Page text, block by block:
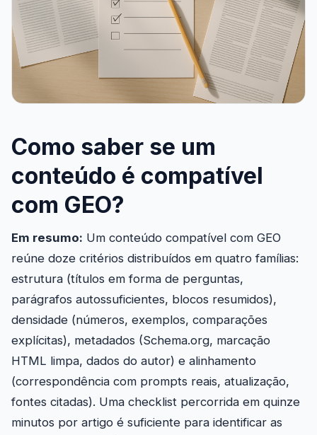
Como saber se um
conteúdo é compatível
com GEO?
Em resumo: Um conteúdo compatível com GEO
reúne doze critérios distribuídos em quatro famílias:
estrutura (títulos em forma de perguntas,
parágrafos autossuficientes, blocos resumidos),
densidade (números, exemplos, comparações
explícitas), metadados (Schema.org, marcação
HTML limpa, dados do autor) e alinhamento
(correspondência com prompts reais, atualização,
fontes citadas). Uma checklist percorrida em quinze
minutos por artigo é suficiente para identificar as